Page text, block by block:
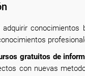
adquirir
gratuitos de
con nuevas